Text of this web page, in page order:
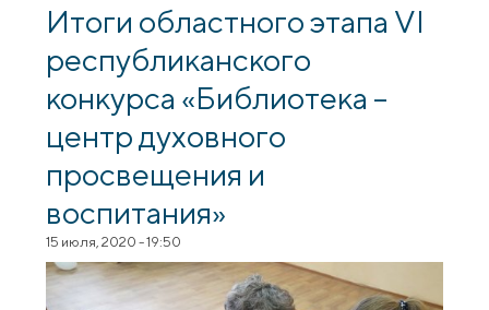
Итоги областного этапа VI
республиканского
конкурса «Библиотека –
центр духовного
просвещения и
воспитания»
15 июля, 2020 - 19:50